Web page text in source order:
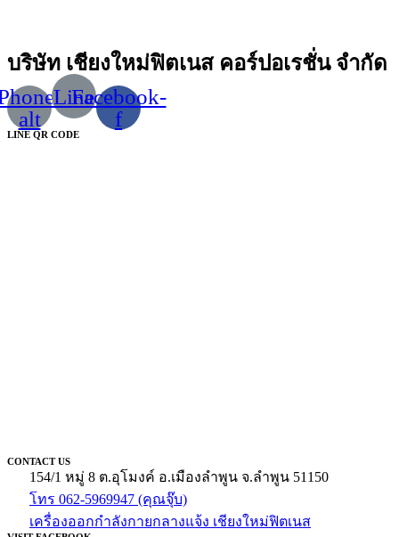
บริษัท เชียงใหม่ฟิตเนส คอร์ปอเรชั่น จำกัด
alt
Line
Facebook-
f
LINE QR CODE
CONTACT US
154/1 หมู่ 8 ต.อุโมงค์ อ.เมืองลำพูน จ.ลำพูน 51150
โทร 062-5969947 (คุณจุ๊บ)
เครื่องออกกำลังกายกลางแจ้ง เชียงใหม่ฟิตเนส